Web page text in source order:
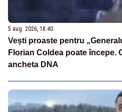
5 aug. 2026, 18:40
Vești proaste pentru
Florian Coldea poate începe.
ancheta DNA